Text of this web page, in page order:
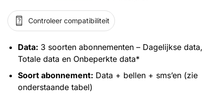
Controleer compatibiliteit
Data: 3 soorten abonnementen – Dagelijkse data,
Totale data en Onbeperkte data*
Soort abonnement: Data + bellen + sms’en (zie
onderstaande tabel)